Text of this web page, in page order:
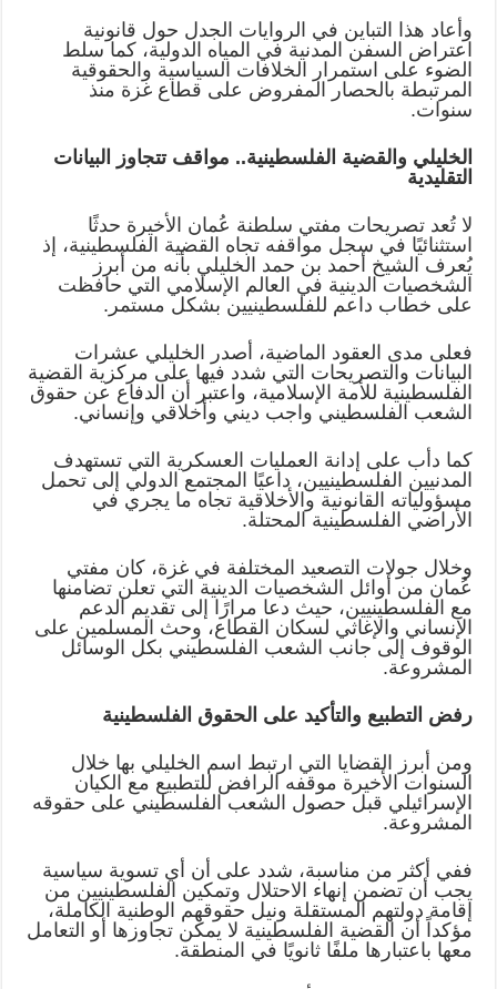
وأعاد هذا التباين في الروايات الجدل حول قانونية
اعتراض السفن المدنية في المياه الدولية، كما سلط
الضوء على استمرار الخلافات السياسية والحقوقية
المرتبطة بالحصار المفروض على قطاع غزة منذ
سنوات.
الخليلي والقضية الفلسطينية.. مواقف تتجاوز البيانات
التقليدية
لا تُعد تصريحات مفتي سلطنة عُمان الأخيرة حدثًا
استثنائيًا في سجل مواقفه تجاه القضية الفلسطينية، إذ
يُعرف الشيخ أحمد بن حمد الخليلي بأنه من أبرز
الشخصيات الدينية في العالم الإسلامي التي حافظت
على خطاب داعم للفلسطينيين بشكل مستمر .
فعلى مدى العقود الماضية، أصدر الخليلي عشرات
البيانات والتصريحات التي شدد فيها على مركزية القضية
الفلسطينية للأمة الإسلامية، واعتبر أن الدفاع عن حقوق
الشعب الفلسطيني واجب ديني وأخلاقي وإنساني.
كما دأب على إدانة العمليات العسكرية التي تستهدف
المدنيين الفلسطينيين، داعيًا المجتمع الدولي إلى تحمل
مسؤولياته القانونية والأخلاقية تجاه ما يجري في
الأراضي الفلسطينية المحتلة.
وخلال جولات التصعيد المختلفة في غزة، كان مفتي
عُمان من أوائل الشخصيات الدينية التي تعلن تضامنها
مع الفلسطينيين، حيث دعا مرارًا إلى تقديم الدعم
الإنساني والإغاثي لسكان القطاع، وحث المسلمين على
الوقوف إلى جانب الشعب الفلسطيني بكل الوسائل
المشروعة.
رفض التطبيع والتأكيد على الحقوق الفلسطينية
ومن أبرز القضايا التي ارتبط اسم الخليلي بها خلال
السنوات الأخيرة موقفه الرافض للتطبيع مع الكيان
الإسرائيلي قبل حصول الشعب الفلسطيني على حقوقه
المشروعة.
ففي أكثر من مناسبة، شدد على أن أي تسوية سياسية
يجب أن تضمن إنهاء الاحتلال وتمكين الفلسطينيين من
إقامة دولتهم المستقلة ونيل حقوقهم الوطنية الكاملة،
مؤكداً أن القضية الفلسطينية لا يمكن تجاوزها أو التعامل
معها باعتبارها ملفًا ثانويًا في المنطقة.